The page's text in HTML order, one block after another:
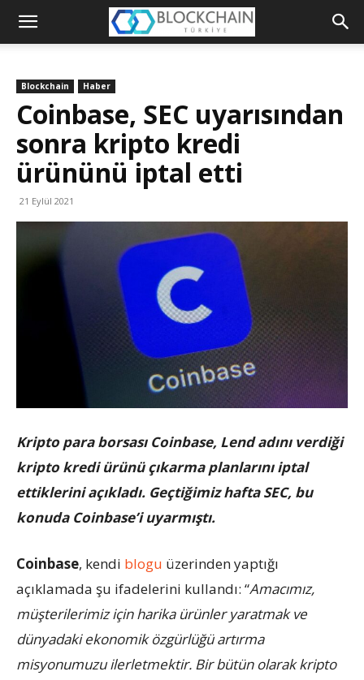
Blockchain
Platformu
Blockchain Haber
Coinbase, SEC uyarısından
sonra kripto kredi
ürününü iptal etti
21 Eylül 2021
Kripto para borsası Coinbase, Lend adını verdiği
kripto kredi ürünü çıkarma planlarını iptal
ettiklerini açıkladı. Geçtiğimiz hafta SEC, bu
konuda Coinbase’i uyarmıştı.
Coinbase, kendi blogu üzerinden yaptığı
açıklamada şu ifadelerini kullandı: “Amacımız,
müşterilerimiz için harika ürünler yaratmak ve
dünyadaki ekonomik özgürlüğü artırma
misyonumuzu ilerletmektir. Bir bütün olarak kripto